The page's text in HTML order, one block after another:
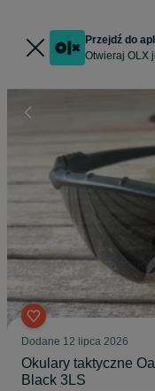
Przejdź do
Otwieraj OLX
Dodane 12 lipca 2026
Okulary taktyczne
Black 3LS